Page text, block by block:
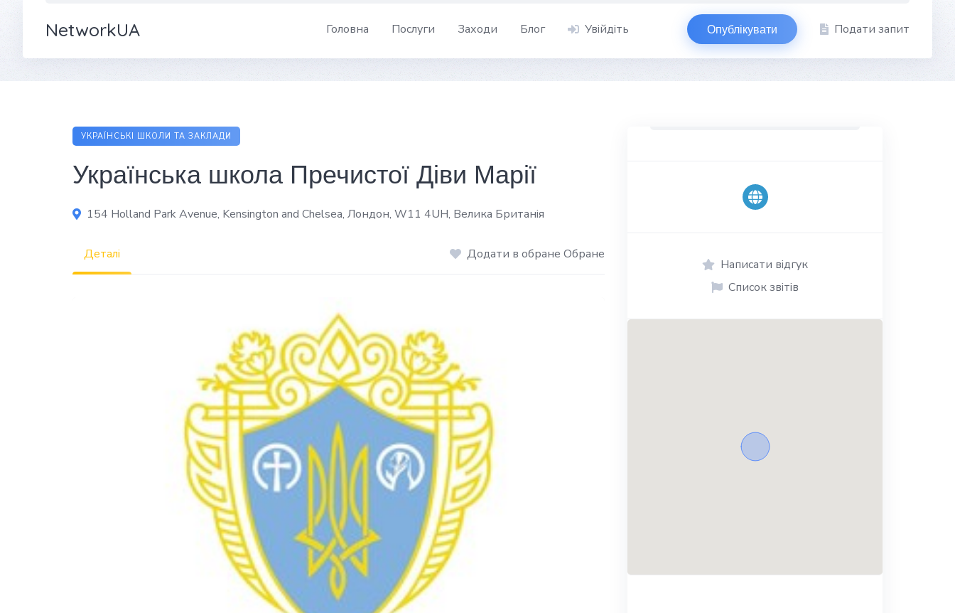
NetworkUA Головна Послуги Заходи Блог Увійдіть Опублікувати Подати запит
УКРАЇНСЬКI ШКОЛИ ТА ЗАКЛАДИ
Українська школа Пречистої Діви Марії
154 Holland Park Avenue, Kensington and Chelsea, Лондон, W11 4UH, Велика Британія
Деталі Додати в обране Обране
Написати відгук
Список звітів